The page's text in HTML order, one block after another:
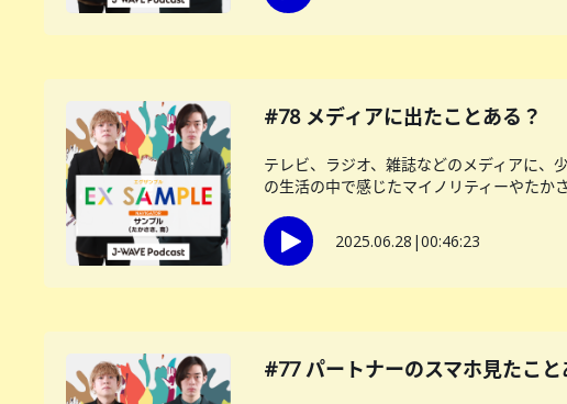
#78 メディアに出たことある？
テレビ、ラジオ、雑誌などのメディアに、
の生活の中で感じたマイノリティーやたか
2025.06.28 |00:46:23
#77 パートナーのスマホ見たこと